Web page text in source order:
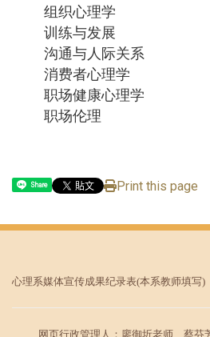
组织心理学
训练与发展
沟通与人际关系
消费者心理学
职场健康心理学
职场伦理
Share Print this page
心理系媒体宣传成果纪录表(本系教师填写)
网页行政管理人：廖御圻